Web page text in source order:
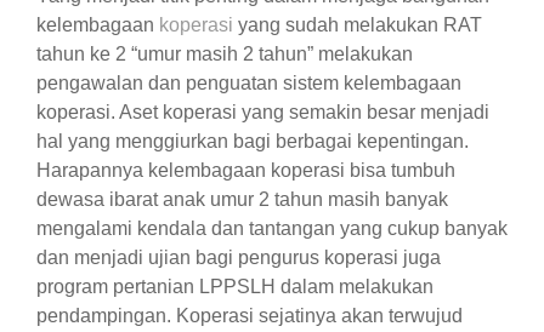
kelembagaan koperasi yang sudah melakukan RAT
tahun ke 2 “umur masih 2 tahun” melakukan
pengawalan dan penguatan sistem kelembagaan
koperasi. Aset koperasi yang semakin besar menjadi
hal yang menggiurkan bagi berbagai kepentingan.
Harapannya kelembagaan koperasi bisa tumbuh
dewasa ibarat anak umur 2 tahun masih banyak
mengalami kendala dan tantangan yang cukup banyak
dan menjadi ujian bagi pengurus koperasi juga
program pertanian LPPSLH dalam melakukan
pendampingan. Koperasi sejatinya akan terwujud